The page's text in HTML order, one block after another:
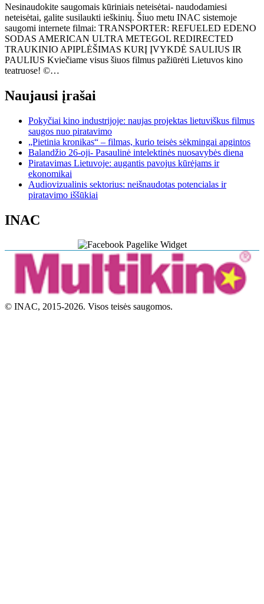
Nesinaudokite saugomais kūriniais neteisėtai- naudodamiesi
neteisėtai, galite susilaukti ieškinių. Šiuo metu INAC sistemoje
saugomi internete filmai: TRANSPORTER: REFUELED EDENO
SODAS AMERICAN ULTRA METEGOL REDIRECTED
TRAUKINIO APIPLĖŠIMAS KURĮ ĮVYKDĖ SAULIUS IR
PAULIUS Kviečiame visus šiuos filmus pažiūrėti Lietuvos kino
teatruose! ©…
Naujausi įrašai
Pokyčiai kino industrijoje: naujas projektas lietuviškus filmus
saugos nuo piratavimo
„Pietinia kronikas“ – filmas, kurio teisės sėkmingai apgintos
Balandžio 26-oji- Pasaulinė intelektinės nuosavybės diena
Piratavimas Lietuvoje: augantis pavojus kūrėjams ir
ekonomikai
Audiovizualinis sektorius: neišnaudotas potencialas ir
piratavimo iššūkiai
INAC
© INAC, 2015-2026. Visos teisės saugomos.